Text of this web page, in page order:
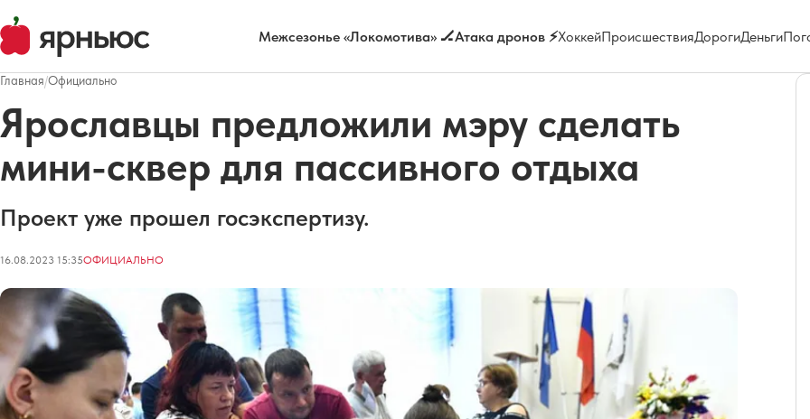
Межсезонье «Локомотива» 🏒Атака дронов ⚡ХоккейПроисшествияДорогиДеньги
Главная/Официально
Ярославцы предложили мэру сделать
мини-сквер для пассивного отдыха
Проект уже прошел госэкспертизу.
16.08.2023 15:35ОФИЦИАЛЬНО